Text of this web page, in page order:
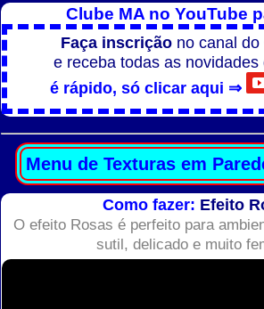
Clube MA no YouTube
Faça inscrição no canal do
e receba todas as novidades
é rápido, só clicar aqui ⇒
Como fazer: Efeito
O efeito Rosas é perfeito para
sutil, delicado e muito